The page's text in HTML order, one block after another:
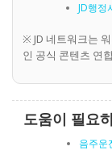
JD행정
※ JD 네트워크는
인 공식 콘텐츠 연
도움이 필요
음주운